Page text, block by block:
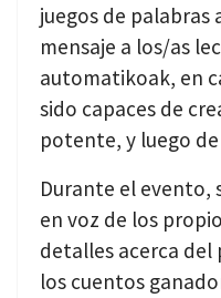
juegos de palabras
mensaje a los/as
automatikoak, en
sido capaces de
potente, y luego
Durante el evento,
en voz de los
detalles acerca del
los cuentos